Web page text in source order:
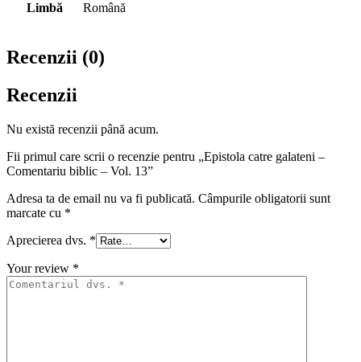
Limbă Română
Recenzii (0)
Recenzii
Nu există recenzii până acum.
Fii primul care scrii o recenzie pentru „Epistola catre galateni –
Comentariu biblic – Vol. 13”
Adresa ta de email nu va fi publicată. Câmpurile obligatorii sunt
marcate cu *
Aprecierea dvs. *
Your review *